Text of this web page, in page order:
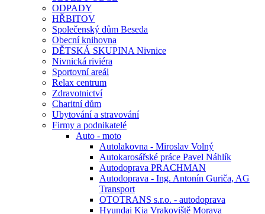
ODPADY
HŘBITOV
Společenský dům Beseda
Obecní knihovna
DĚTSKÁ SKUPINA Nivnice
Nivnická riviéra
Sportovní areál
Relax centrum
Zdravotnictví
Charitní dům
Ubytování a stravování
Firmy a podnikatelé
Auto - moto
Autolakovna - Miroslav Volný
Autokarosářské práce Pavel Náhlík
Autodoprava PRACHMAN
Autodoprava - Ing. Antonín Guriča, AG
Transport
OTOTRANS s.r.o. - autodoprava
Hyundai Kia Vrakoviště Morava